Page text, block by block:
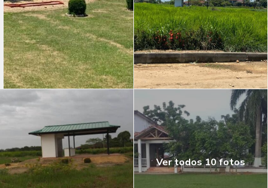
Ver todos 10 fotos